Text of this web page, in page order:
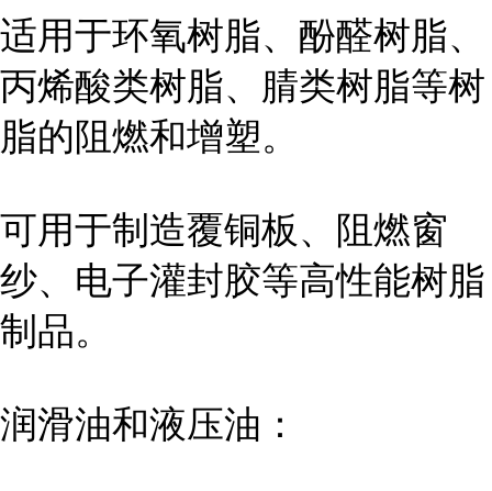
适用于环氧树脂、酚醛树脂、
丙烯酸类树脂、腈类树脂等树
脂的阻燃和增塑。
可用于制造覆铜板、阻燃窗
纱、电子灌封胶等高性能树脂
制品。
润滑油和液压油：